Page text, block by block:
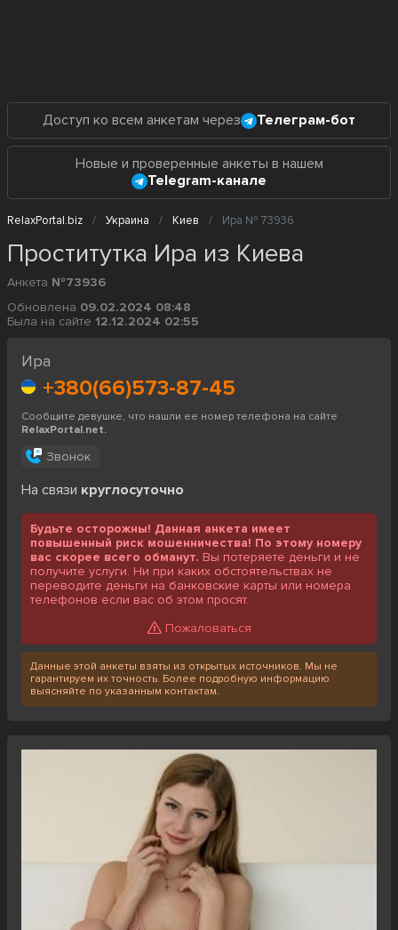
Доступ ко всем анкетам через Телеграм-бот
Новые и проверенные анкеты в нашем
Telegram-канале
RelaxPortal.biz Украина Киев Ира № 73936
Проститутка Ира из Киева
Анкета №73936
Обновлена 09.02.2024 08:48
Была на сайте 12.12.2024 02:55
Ира
+380(66)573-87-45
Сообщите девушке, что нашли ее номер телефона на сайте
RelaxPortal.net.
Звонок
На связи круглосуточно
Будьте осторожны! Данная анкета имеет
повышенный риск мошенничества! По этому номеру
вас скорее всего обманут. Вы потеряете деньги и не
получите услуги. Ни при каких обстоятельствах не
переводите деньги на банковские карты или номера
телефонов если вас об этом просят.
Пожаловаться
Данные этой анкеты взяты из открытых источников. Мы не
гарантируем их точность. Более подробную информацию
выясняйте по указанным контактам.